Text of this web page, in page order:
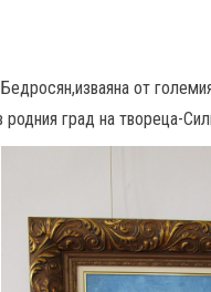
от
град на твореца-